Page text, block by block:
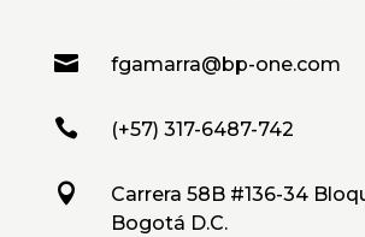
 fgamarra@bp-one.com
 (+57) 317-6487-742

Carrera 58B #136-34
Bogotá D.C.